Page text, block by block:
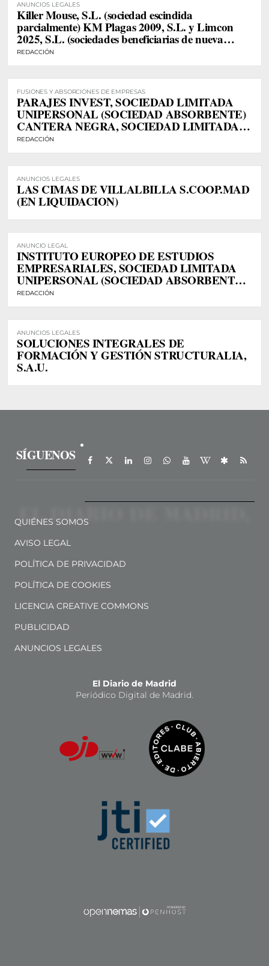
ANUNCIOS LEGALES
Killer Mouse, S.L. (sociedad escindida
parcialmente) KM Plagas 2009, S.L. y Limcon
2025, S.L. (sociedades beneficiarias de nueva
creación)
REDACCIÓN
FUSIONES Y ABSORCIONES DE EMPRESAS
PARAJES INVEST, SOCIEDAD LIMITADA
UNIPERSONAL (SOCIEDAD ABSORBENTE)
CANTERA NEGRA, SOCIEDAD LIMITADA
UNIPERSONAL (SOCIEDAD ABSORBIDA)
REDACCIÓN
ANUNCIOS LEGALES
LAS CIMAS DE VILLALBILLA S.COOP.MAD
(EN LIQUIDACION)
ANUNCIO LEGAL
INSTITUTO EUROPEO DE ESTUDIOS
EMPRESARIALES, SOCIEDAD LIMITADA
UNIPERSONAL (SOCIEDAD ABSORBENTE)
SOLUCIONES INTEGRALES DE
FORMACIÓN Y GESTIÓN STRUCTURALIA,
SOCIEDAD LIMITADA UNIPERSONAL
(SOCIEDAD ABSORBIDA)
REDACCIÓN
ANUNCIOS LEGALES
SOLUCIONES INTEGRALES DE
FORMACIÓN Y GESTIÓN STRUCTURALIA,
S.A.U.
SÍGUENOS
QUIÉNES SOMOS
AVISO LEGAL
POLÍTICA DE PRIVACIDAD
POLÍTICA DE COOKIES
LICENCIA CREATIVE COMMONS
PUBLICIDAD
ANUNCIOS LEGALES
El Diario de Madrid
Periódico Digital de Madrid.